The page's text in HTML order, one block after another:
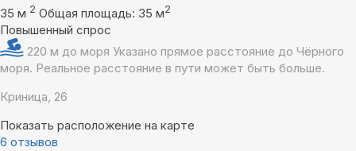
35 м 2 Общая площадь: 35 м2
Повышенный спрос
220 м до моря Указано прямое расстояние до Чёрного
моря. Реальное расстояние в пути может быть больше.
Криница, 26
Показать расположение на карте
6 отзывов